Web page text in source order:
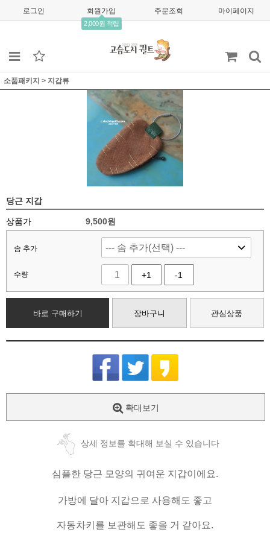
로그인 회원가입
2,000원 적립
주문조회 마이페이지
소품패키지 > 지갑류
당근 지갑
상품가 9,500원
솜 추가
수량 +1 -1
바로 구매하기 장바구니 관심상품
확대보기
상세 정보를 확대해 보실 수 있습니다
심플한 당근 모양의 귀여운 지갑이에요.
가방에 달아 지갑으로 사용해도 좋고
자동차키를 보관해도 좋을 거 같아요.